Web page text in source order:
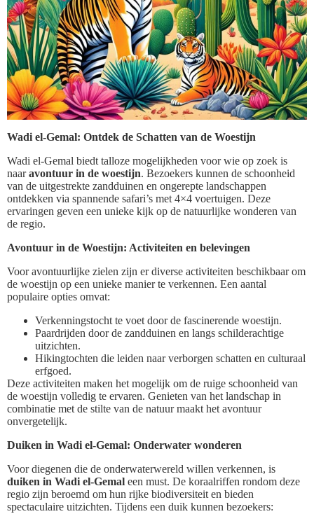
Wadi el-Gemal: Ontdek de Schatten van de Woestijn
Wadi el-Gemal biedt talloze mogelijkheden voor wie op zoek is
naaravontuur in de woestijn. Bezoekers kunnen de schoonheid
van de uitgestrekte zandduinen en ongerepte landschappen
ontdekken via spannende safari’s met 4×4 voertuigen. Deze
ervaringen geven een unieke kijk op de natuurlijke wonderen van
de regio.
Avontuur in de Woestijn: Activiteiten en belevingen
Voor avontuurlijke zielen zijn er diverse activiteiten beschikbaar om
de woestijn op een unieke manier te verkennen. Een aantal
populaire opties omvat:
Verkenningstocht te voet door de fascinerende woestijn.
Paardrijden door de zandduinen en langs schilderachtige
uitzichten.
Hikingtochten die leiden naar verborgen schatten en culturaal
erfgoed.
Deze activiteiten maken het mogelijk om de ruige schoonheid van
de woestijn volledig te ervaren. Genieten van het landschap in
combinatie met de stilte van de natuur maakt het avontuur
onvergetelijk.
Duiken in Wadi el-Gemal: Onderwater wonderen
Voor diegenen die de onderwaterwereld willen verkennen, is
duiken in Wadi el-Gemal een must. De koraalriffen rondom deze
regio zijn beroemd om hun rijke biodiversiteit en bieden
spectaculaire uitzichten. Tijdens een duik kunnen bezoekers: